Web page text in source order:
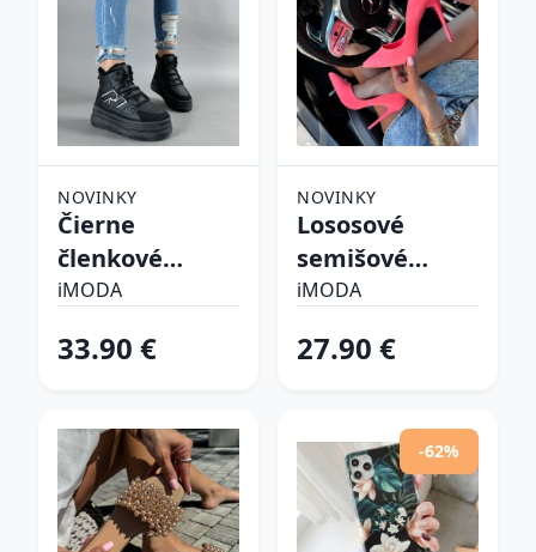
NOVINKY
Čierne
členkové
zateplené
iMODA
33.90 €
NOVINKY
Lososové
semišové
lodičky
iMODA
27.90 €
-62%